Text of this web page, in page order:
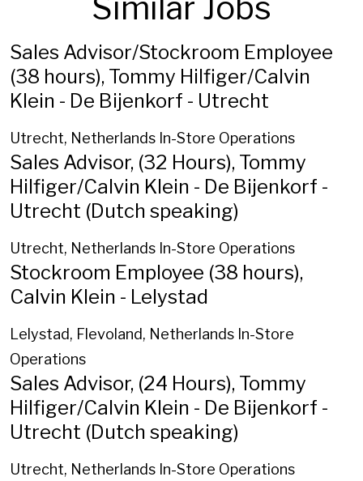
Sales Advisor/Stockroom Employee
(38 hours), Tommy Hilfiger/Calvin
Klein - De Bijenkorf - Utrecht
Utrecht, Netherlands In-Store Operations
Sales Advisor, (32 Hours), Tommy
Hilfiger/Calvin Klein - De Bijenkorf -
Utrecht (Dutch speaking)
Utrecht, Netherlands In-Store Operations
Stockroom Employee (38 hours),
Calvin Klein - Lelystad
Lelystad, Flevoland, Netherlands In-Store
Operations
Sales Advisor, (24 Hours), Tommy
Hilfiger/Calvin Klein - De Bijenkorf -
Utrecht (Dutch speaking)
Utrecht, Netherlands In-Store Operations